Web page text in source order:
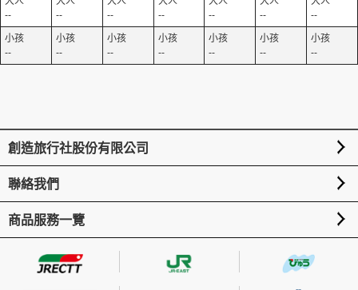
--
--
--
--
--
--
--
--
--
--
--
--
--
--
創造旅行社股份有限公司
聯絡我們
商品服務一覽